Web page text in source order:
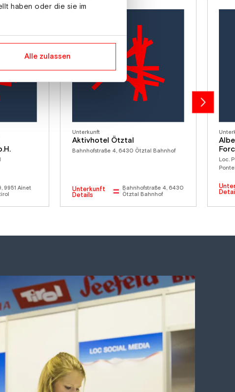
haben oder die sie im
Alle zulassen
9951 Ainet
Unterkunft
Aktivhotel Ötztal
Bahnhofstraße 4, 6430 Ötztal Bahnhof
Unterkunft
Details
Bahnhofstraße 4, 6430
Ötztal Bahnhof
Loc.